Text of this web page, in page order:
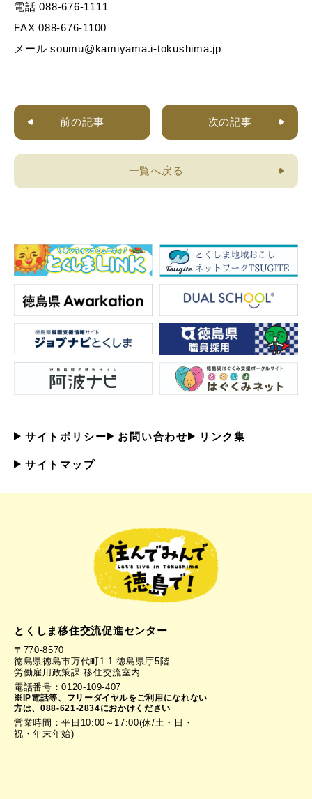
電話 088-676-1111
FAX 088-676-1100
メール soumu@kamiyama.i-tokushima.jp
前の記事 次の記事
一覧へ戻る
サイトポリシー お問い合わせ リンク集
サイトマップ
とくしま移住交流促進センター
〒770-8570
徳島県徳島市万代町1-1 徳島県庁5階
労働雇用政策課 移住交流室内
電話番号：0120-109-407
※IP電話等、フリーダイヤルをご利用になれない
方は、088-621-2834におかけください
営業時間：平日10:00～17:00(休/土・日・
祝・年末年始)